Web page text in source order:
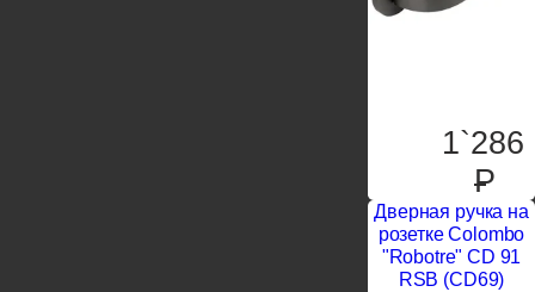
1`286
P
Дверная ручка на
розетке Colombo
"Robotre" CD 91
RSB (CD69)